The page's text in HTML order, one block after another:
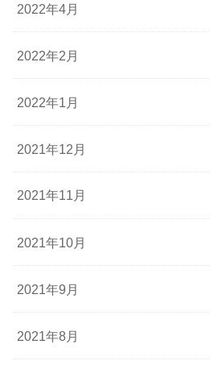
2022年4月
2022年2月
2022年1月
2021年12月
2021年11月
2021年10月
2021年9月
2021年8月